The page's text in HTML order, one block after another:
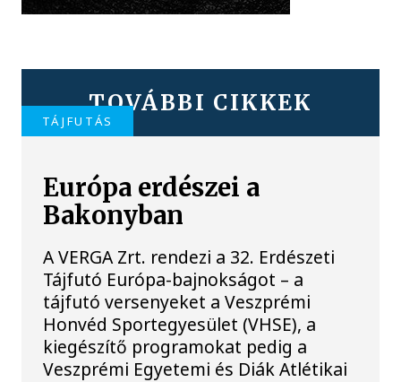
TOVÁBBI CIKKEK
TÁJFUTÁS
Európa erdészei a
Bakonyban
A VERGA Zrt. rendezi a 32. Erdészeti
Tájfutó Európa-bajnokságot – a
tájfutó versenyeket a Veszprémi
Honvéd Sportegyesület (VHSE), a
kiegészítő programokat pedig a
Veszprémi Egyetemi és Diák Atlétikai